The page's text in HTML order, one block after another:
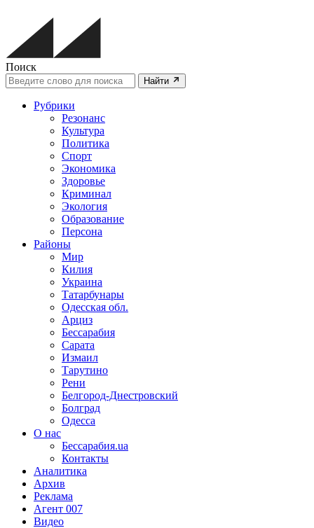
Поиск
Найти
Рубрики
Резонанс
Культура
Политика
Спорт
Экономика
Здоровье
Криминал
Экология
Образование
Персона
Районы
Мир
Килия
Украина
Татарбунары
Одесская обл.
Арциз
Бессарабия
Сарата
Измаил
Тарутино
Рени
Белгород-Днестровский
Болград
Одесса
О нас
Бессарабия.ua
Контакты
Аналитика
Архив
Реклама
Агент 007
Видео